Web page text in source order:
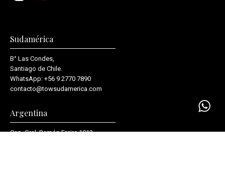
Sudamérica
B° Las Condes,
Santiago de Chile.
WhatsApp: +56 9 2770 7890
contacto@towsudamerica.com
Argentina
Cap. Gral. Ramón Freire 1012,